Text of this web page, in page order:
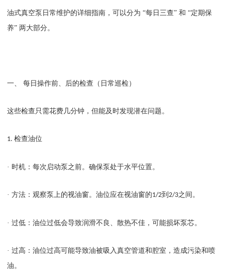
油式真空泵日常维护的详细指南，可以分为 “每日三查” 和 “定期保
养” 两大部分。
一、 每日操作前、后的检查（日常巡检）
这些检查只需花费几分钟，但能及时发现潜在问题。
1. 检查油位
· 时机：每次启动泵之前。确保泵处于水平位置。
· 方法：观察泵上的视油窗。油位应在视油窗的1/2到 2/3之间。
· 过低：油位过低会导致润滑不良、散热不佳，可能损坏泵芯。
· 过高：油位过高可能导致油被吸入真空管道和腔室，造成污染和喷
油。